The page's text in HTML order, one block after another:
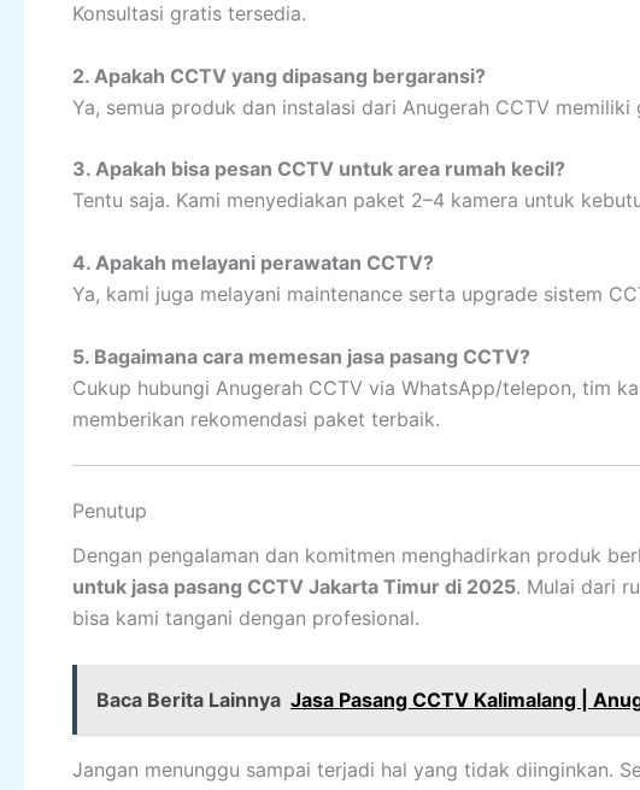
Konsultasi gratis tersedia.
2. Apakah CCTV yang dipasang bergaransi?
Ya, semua produk dan instalasi dari Anugerah CCTV memiliki
3. Apakah bisa pesan CCTV untuk area rumah kecil?
Tentu saja. Kami menyediakan paket 2–4 kamera untuk
4. Apakah melayani perawatan CCTV?
Ya, kami juga melayani maintenance serta upgrade sistem
5. Bagaimana cara memesan jasa pasang CCTV?
Cukup hubungi Anugerah CCTV via WhatsApp/telepon, tim
memberikan rekomendasi paket terbaik.
Penutup
Dengan pengalaman dan komitmen menghadirkan produk
untuk jasa pasang CCTV Jakarta Timur di 2025. Mulai dari
bisa kami tangani dengan profesional.
Baca Berita Lainnya Jasa Pasang CCTV Kalimalang |
Jangan menunggu sampai terjadi hal yang tidak diinginkan.